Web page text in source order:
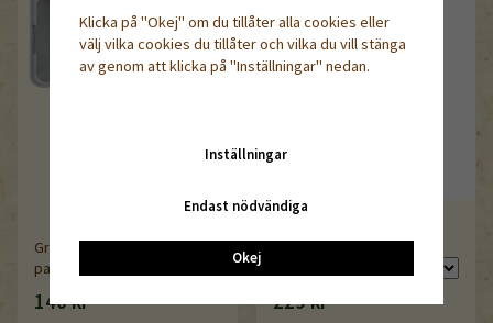
Grå fyrkantskruka 9cm, 44-
pack
140 kr
Blomsax
229 kr
Klicka på "Okej" om du tillåter alla cookies eller
välj vilka cookies du tillåter och vilka du vill stänga
av genom att klicka på "Inställningar" nedan.
Inställningar
Endast nödvändiga
Okej